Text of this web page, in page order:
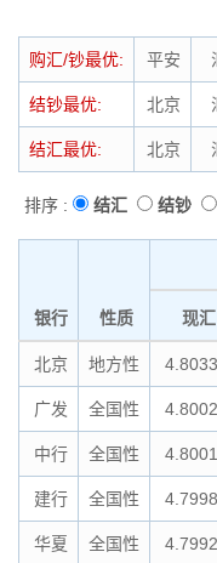
购汇/钞最优: 平安
结钞最优: 北京
结汇最优: 北京
排序 : 结汇 结钞
银行 性质 现汇
北京 地方性
广发 全国性
中行 全国性
建行 全国性
华夏 全国性